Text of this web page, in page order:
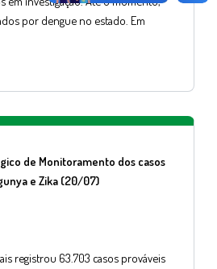
por dengue no estado. Em
de Monitoramento dos casos
e Zika (20/07)
registrou 63.703 casos prováveis